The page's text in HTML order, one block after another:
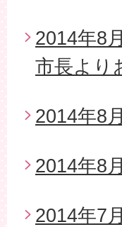
2014年8
市長より
2014年8
2014年8
2014年7